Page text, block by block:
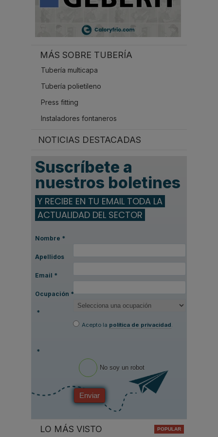
MÁS SOBRE TUBERÍA
Tubería multicapa
Tubería polietileno
Press fitting
Instaladores fontaneros
NOTICIAS DESTACADAS
Suscríbete a
nuestros boletines
Y RECIBE EN TU EMAIL TODA LA
ACTUALIDAD DEL SECTOR
Nombre *
Apellidos
Email *
Ocupación *
*
Acepto la política de privacidad.
*
No soy un robot
Enviar
LO MÁS VISTO